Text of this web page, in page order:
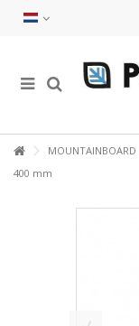
MOUNTAINBOARD
400 mm